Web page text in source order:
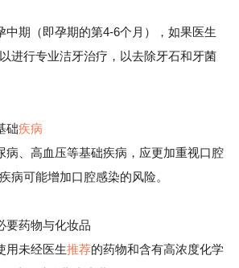
期（即孕期的第4-6个月），如果医生
进行专业洁牙治疗，以去除牙石和牙菌
础疾病
、高血压等基础疾病，应更加重视口腔
病可能增加口腔感染的风险。
药物与化妆品
未经医生推荐的药物和含有高浓度化学